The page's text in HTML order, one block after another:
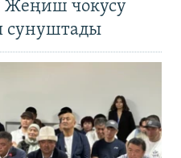
Жеңиш чокусу
сунуштады